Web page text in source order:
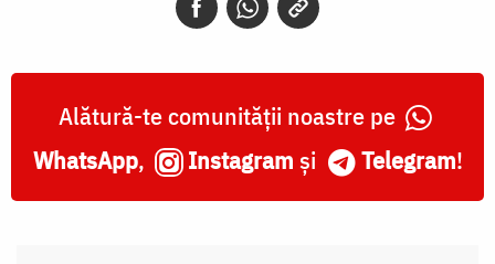
Alătură-te comunității noastre pe
WhatsApp, Instagram și Telegram!